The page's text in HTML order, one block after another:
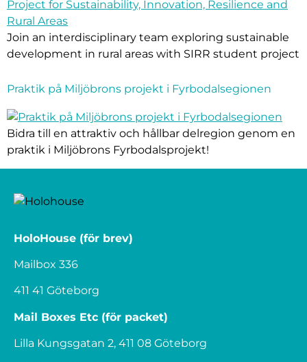
Join an interdisciplinary team exploring sustainable
development in rural areas with SIRR student project
Praktik på Miljöbrons projekt i Fyrbodalsegionen
Bidra till en attraktiv och hållbar delregion genom en
praktik i Miljöbrons Fyrbodalsprojekt!
HoloHouse (för brev)
Mailbox 336
411 41 Göteborg
Mail Boxes Etc (för packet)
Lilla Kungsgatan 2, 411 08 Göteborg